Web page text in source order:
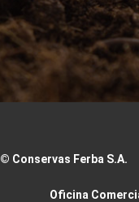
© Conservas Ferba S.A.
Oficina